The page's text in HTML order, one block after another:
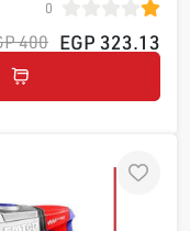
0
323.13 EGP
400 EGP